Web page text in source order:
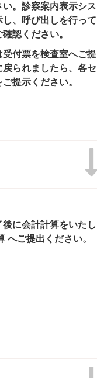
。診察案内表示シス
、呼び出しを行って
認ください。
付票を検査室へご提
られましたら、各セ
提示ください。
に会計計算をいたし
へご提出ください。